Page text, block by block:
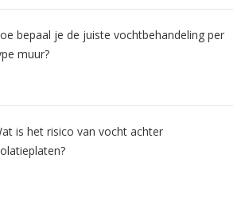
bepaal je de juiste vochtbehandeling per
muur?
is het risico van vocht achter